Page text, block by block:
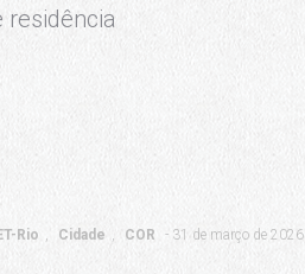
residência
Rio Cidade COR 31 de março de 2026